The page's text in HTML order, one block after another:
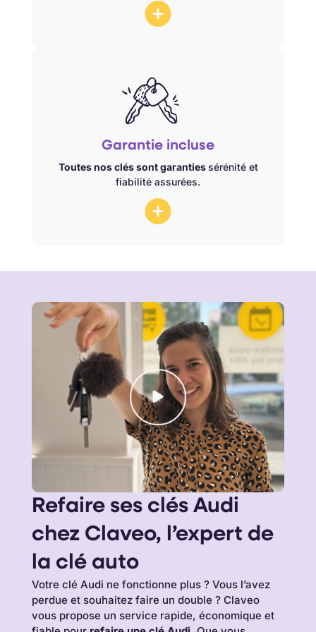
Garantie incluse
Toutes nos clés sont garantiessérénité et
fiabilité assurées.
contre défauts et
défaillances. Hors chocs, oxydation ou
mauvaise utilisation du client.
Refaire ses clés Audi
chez Claveo, l’expert de
la clé auto
Votre clé Audi ne fonctionne plus ? Vous l’avez
perdue et souhaitez faire un double ? Claveo
vous propose un service rapide, économique et